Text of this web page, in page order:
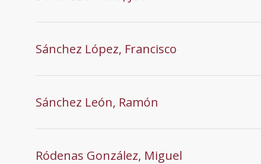
Sánchez López, Francisco
Sánchez León, Ramón
Ródenas González, Miguel